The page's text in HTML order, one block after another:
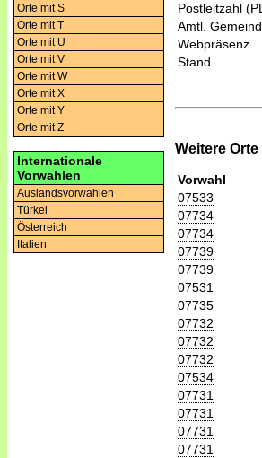
Orte mit S
Orte mit T
Orte mit U
Orte mit V
Orte mit W
Orte mit X
Orte mit Y
Orte mit Z
Internationale
Vorwahlen
Auslandsvorwahlen
Türkei
Österreich
Italien
Postleitzahl
Amtl.
Webpräsenz
Stand
Weitere
Vorwahl
07533
07734
07734
07739
07739
07531
07735
07732
07732
07732
07534
07731
07731
07731
07731